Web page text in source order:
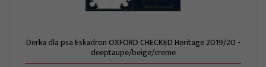
Derka dla psa Eskadron OXFORD CHECKED Heritage 2019/20 -
deeptaupe/beige/creme